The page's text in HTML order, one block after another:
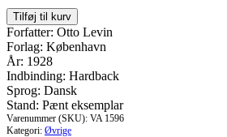
Kjöbenhavns
Belejring.
Forordninger
og
Placater
1658-
1659
antal
Tilføj til kurv
Forfatter: Otto Levin
Forlag: København
År: 1928
Indbinding: Hardback
Sprog: Dansk
Stand: Pænt eksemplar
Varenummer (SKU): VA 1596
Kategori: Øvrige